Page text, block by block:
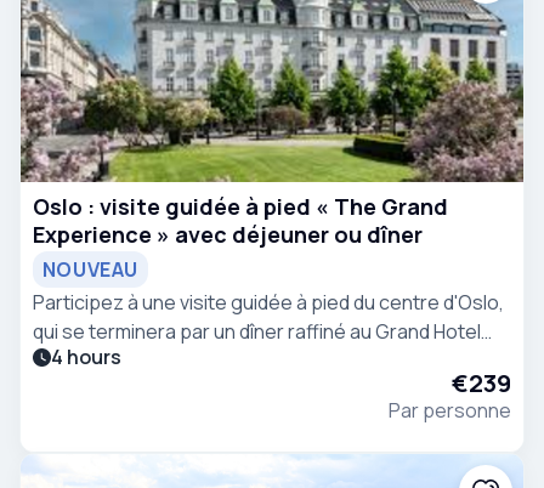
Oslo : visite guidée à pied « The Grand
Experience » avec déjeuner ou dîner
NOUVEAU
Participez à une visite guidée à pied du centre d'Oslo,
qui se terminera par un dîner raffiné au Grand Hotel
Oslo.
4 hours
€239
Par personne